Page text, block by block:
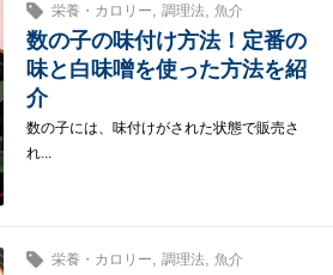
栄養・カロリー 調理法, 魚介
数の子の味付け方法！定番の
味と白味噌を使った方法を紹
介
数の子には、味付けがされた状態で販売さ
れ...
栄養・カロリー 調理法, 魚介